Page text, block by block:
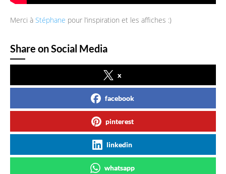
Merci à Stéphane pour l’inspiration et les affiches :)
Share on Social Media
x
facebook
pinterest
linkedin
whatsapp